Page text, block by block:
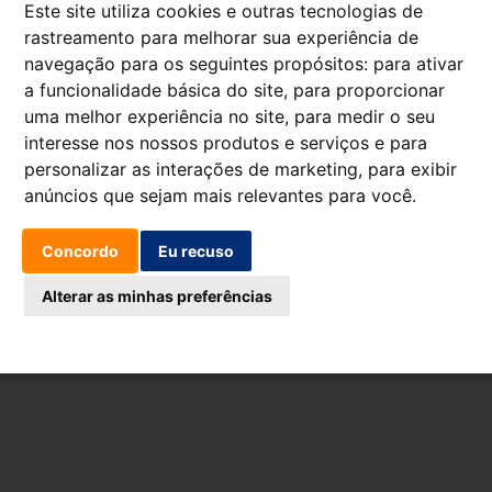
Este site utiliza cookies e outras tecnologias de
rastreamento para melhorar sua experiência de
navegação para os seguintes propósitos: para ativar
a funcionalidade básica do site, para proporcionar
uma melhor experiência no site, para medir o seu
interesse nos nossos produtos e serviços e para
personalizar as interações de marketing, para exibir
anúncios que sejam mais relevantes para você.
Concordo Eu recuso
Alterar as minhas preferências
Libro de
Aviso legal Política de cookies Política de